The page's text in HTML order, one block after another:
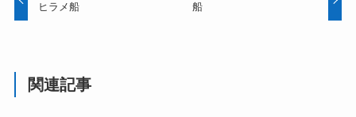
ヒラメ船
船
関連記事